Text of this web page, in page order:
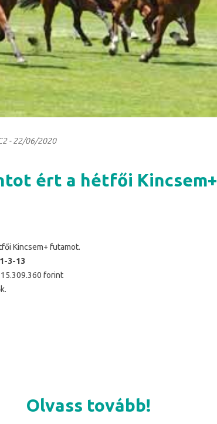
- 22/06/2020
ért a hétfői Kincsem+
Kincsem+ futamot.
3-13
forint
Olvass tovább!